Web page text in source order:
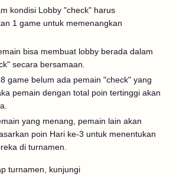
kondisi Lobby "check" harus
1 game untuk memenangkan
bisa membuat lobby berada dalam
secara bersamaan.
game belum ada pemain "check" yang
pemain dengan total poin tertinggi akan
yang menang, pemain lain akan
poin Hari ke-3 untuk menentukan
di turnamen.
turnamen, kunjungi